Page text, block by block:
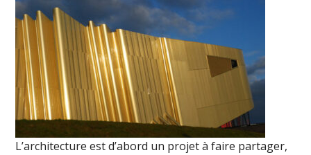
L’architecture est d’abord un projet à faire partager,